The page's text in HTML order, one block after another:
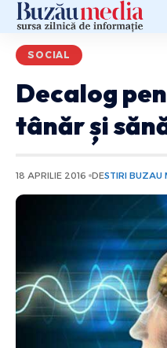
SOCIAL
Decalog
tânăr și
18 APRILIE 2016 DESTIRI BUZAU